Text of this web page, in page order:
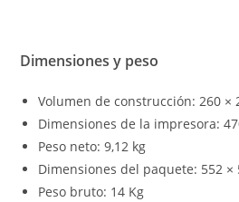
Dimensiones y peso
Volumen de construcción: 260 ×
Dimensiones de la impresora:
Peso neto: 9,12 kg
Dimensiones del paquete: 552 ×
Peso bruto: 14 Kg